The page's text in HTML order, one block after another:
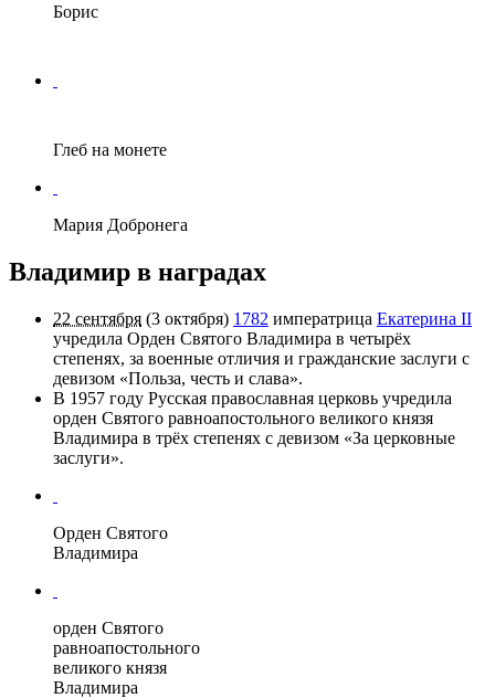
Борис
Глеб на монете
Мария Добронега
Владимир в наградах
22 сентября (3 октября) 1782 императрица Екатерина II
учредила Орден Святого Владимира в четырёх
степенях, за военные отличия и гражданские заслуги с
девизом «Польза, честь и слава».
В 1957 году Русская православная церковь учредила
орден Святого равноапостольного великого князя
Владимира в трёх степенях с девизом «За церковные
заслуги».
Орден Святого
Владимира
орден Святого
равноапостольного
великого князя
Владимира